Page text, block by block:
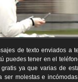
de texto enviados a
puedes tener en el
ya que varias de
molestas e